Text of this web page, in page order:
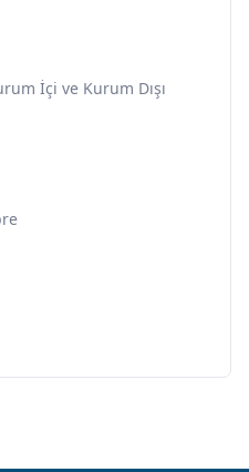
İçi ve Kurum Dışı